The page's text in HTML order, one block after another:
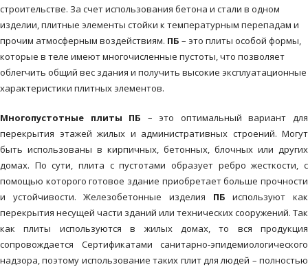
строительстве. За счет использования бетона и стали в одном
изделии, плитные элементы стойки к температурным перепадам и
прочим атмосферным воздействиям. ПБ – это плиты особой формы,
которые в теле имеют многочисленные пустоты, что позволяет
облегчить общий вес здания и получить высокие эксплуатационные
характеристики плитных элементов.
Многопустотные плиты ПБ – это оптимальный вариант для
перекрытия этажей жилых и административных строений. Могут
быть использованы в кирпичных, бетонных, блочных или других
домах. По сути, плита с пустотами образует ребро жесткости, с
помощью которого готовое здание приобретает больше прочности
и устойчивости. Железобетонные изделия ПБ используют как
перекрытия несущей части зданий или технических сооружений. Так
как плиты используются в жилых домах, то вся продукция
сопровождается Сертификатами санитарно-эпидемиологического
надзора, поэтому использование таких плит для людей – полностью